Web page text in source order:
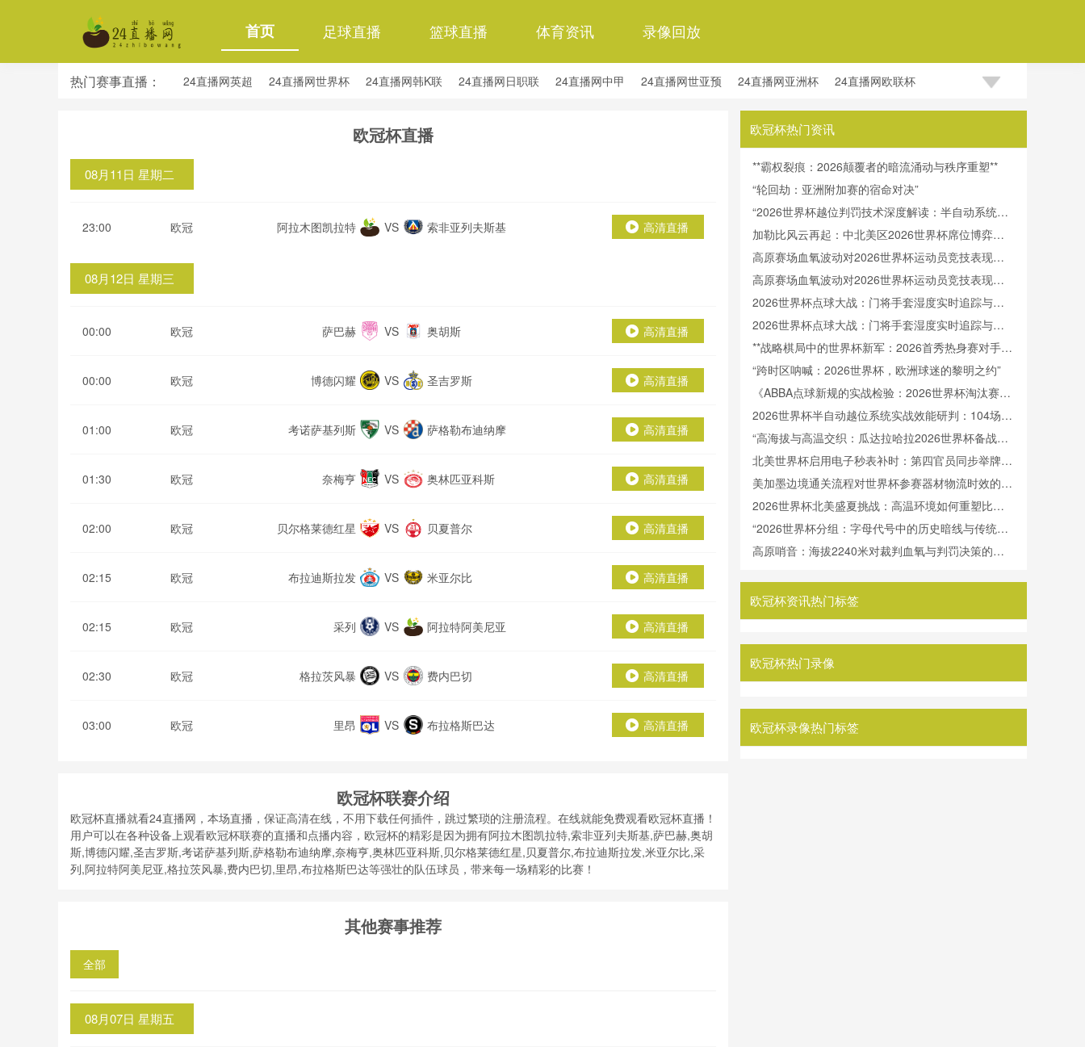
首页 足球直播 篮球直播 体育资讯 录像回放
热门赛事直播： 24直播网英超 24直播网世界杯 24直播网韩K联 24直播网日职联 24直播网中甲 24直播网世亚预 24直播网亚洲杯 24直播网欧联杯
欧冠杯直播
08月11日 星期二
23:00 欧冠 阿拉木图凯拉特 VS 索非亚列夫斯基 高清直播
08月12日 星期三
00:00 欧冠 萨巴赫 VS 奥胡斯 高清直播
00:00 欧冠 博德闪耀 VS 圣吉罗斯 高清直播
01:00 欧冠 考诺萨基列斯 VS 萨格勒布迪纳摩 高清直播
01:30 欧冠 奈梅亨 VS 奥林匹亚科斯 高清直播
02:00 欧冠 贝尔格莱德红星 VS 贝夏普尔 高清直播
02:15 欧冠 布拉迪斯拉发 VS 米亚尔比 高清直播
02:15 欧冠 采列 VS 阿拉特阿美尼亚 高清直播
02:30 欧冠 格拉茨风暴 VS 费内巴切 高清直播
03:00 欧冠 里昂 VS 布拉格斯巴达 高清直播
欧冠杯联赛介绍
欧冠杯直播就看24直播网，本场直播，保证高清在线，不用下载任何插件，跳过繁琐的注册流程。在线就能免费观看欧冠杯直播！
用户可以在各种设备上观看欧冠杯联赛的直播和点播内容，欧冠杯的精彩是因为拥有阿拉木图凯拉特,索非亚列夫斯基,萨巴赫,奥胡
斯,博德闪耀,圣吉罗斯,考诺萨基列斯,萨格勒布迪纳摩,奈梅亨,奥林匹亚科斯,贝尔格莱德红星,贝夏普尔,布拉迪斯拉发,米亚尔比,采
列,阿拉特阿美尼亚,格拉茨风暴,费内巴切,里昂,布拉格斯巴达等强壮的队伍球员，带来每一场精彩的比赛！
其他赛事推荐
全部
08月07日 星期五
欧冠杯热门资讯
**霸权裂痕：2026颠覆者的暗流涌动与秩序重塑**
“轮回劫：亚洲附加赛的宿命对决”
“2026世界杯越位判罚技术深度解读：半自动系统帧
率实测与算法逻辑全解析”
加勒比风云再起：中北美区2026世界杯席位博弈与
出线态势全解析
高原赛场血氧波动对2026世界杯运动员竞技表现的
调控机制研究
高原赛场血氧波动对2026世界杯运动员竞技表现的
调控机制研究
2026世界杯点球大战：门将手套湿度实时追踪与赛
场数据深度解析
2026世界杯点球大战：门将手套湿度实时追踪与赛
场数据深度解析
**战略棋局中的世界杯新军：2026首秀热身赛对手的
地缘政治考量**
“跨时区呐喊：2026世界杯，欧洲球迷的黎明之约”
《ABBA点球新规的实战检验：2026世界杯淘汰赛阶
段数据解析与效能评估》
2026世界杯半自动越位系统实战效能研判：104场赛
事判罚触发频率分析
“高海拔与高温交织：瓜达拉哈拉2026世界杯备战策
略解析”
北美世界杯启用电子秒表补时：第四官员同步举牌，
精确到秒
美加墨边境通关流程对世界杯参赛器材物流时效的瓶
颈效应研究
2026世界杯北美盛夏挑战：高温环境如何重塑比赛
补水暂停规则
“2026世界杯分组：字母代号中的历史暗线与传统逻
辑”
高原哨音：海拔2240米对裁判血氧与判罚决策的生
欧冠杯资讯热门标签
欧冠杯热门录像
欧冠杯录像热门标签